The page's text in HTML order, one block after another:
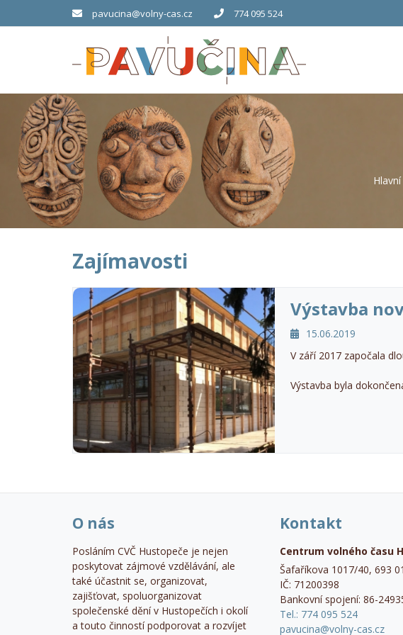
pavucina@volny-cas.cz 774 095 524
Zajímavosti
Výstavba
15.06.2019
V září 2017 započala
Výstavba byla
O nás
Posláním CVČ Hustopeče je nejen
poskytovat zájmové vzdělávání, ale
také účastnit se, organizovat,
zajišťovat, spoluorganizovat
společenské dění v Hustopečích i okolí
a touto činností podporovat a rozvíjet
Kontakt
Centrum volného času
Šafaříkova 1017/40, 693
IČ: 71200398
Bankovní spojení: 86-
Tel.: 774 095 524
pavucina@volny-cas.cz